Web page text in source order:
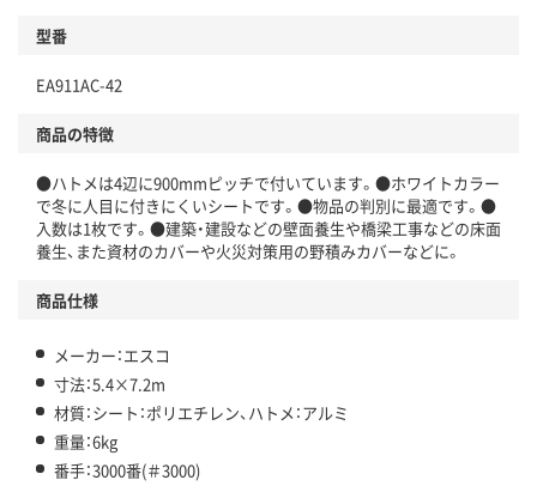
型番
EA911AC-42
商品の特徴
●ハトメは4辺に900mmピッチで付いています。●ホワイトカラー
で冬に人目に付きにくいシートです。●物品の判別に最適です。●
入数は1枚です。●建築・建設などの壁面養生や橋梁工事などの床面
養生、また資材のカバーや火災対策用の野積みカバーなどに。
商品仕様
メーカー：エスコ
寸法：5.4×7.2m
材質：シート：ポリエチレン、ハトメ：アルミ
重量：6kg
番手：3000番(＃3000)